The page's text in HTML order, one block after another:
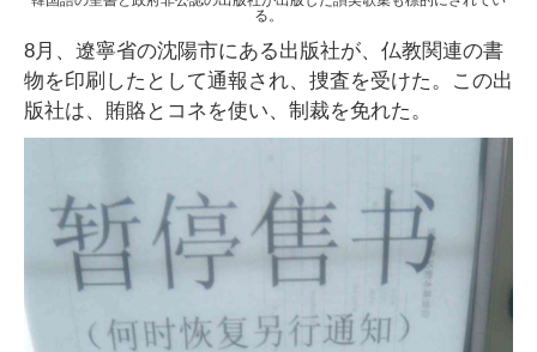
る。
8月、遼寧省の沈陽市にある出版社が、仏教関連の書
物を印刷したとして通報され、捜査を受けた。この出
版社は、賄賂とコネを使い、制裁を免れた。